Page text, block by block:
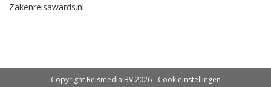
Zakenreisawards.nl
Copyright Reismedia BV 2026 - Cookieinstellingen